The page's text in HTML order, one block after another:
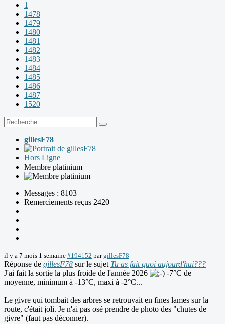
1
1478
1479
1480
1481
1482
1483
1484
1485
1486
1487
1520
gillesF78
Hors Ligne
Membre platinium
Messages : 8103
Remerciements reçus 2420
il y a 7 mois 1 semaine #194152 pargillesF78
Réponse de gillesF78 sur le sujet Tu as fait quoi aujourd'hui???
J'ai fait la sortie la plus froide de l'année 2026
-7°C de
moyenne, minimum à -13°C, maxi à -2°C...
Le givre qui tombait des arbres se retrouvait en fines lames sur la
route, c'était joli. Je n'ai pas osé prendre de photo des "chutes de
givre" (faut pas déconner).